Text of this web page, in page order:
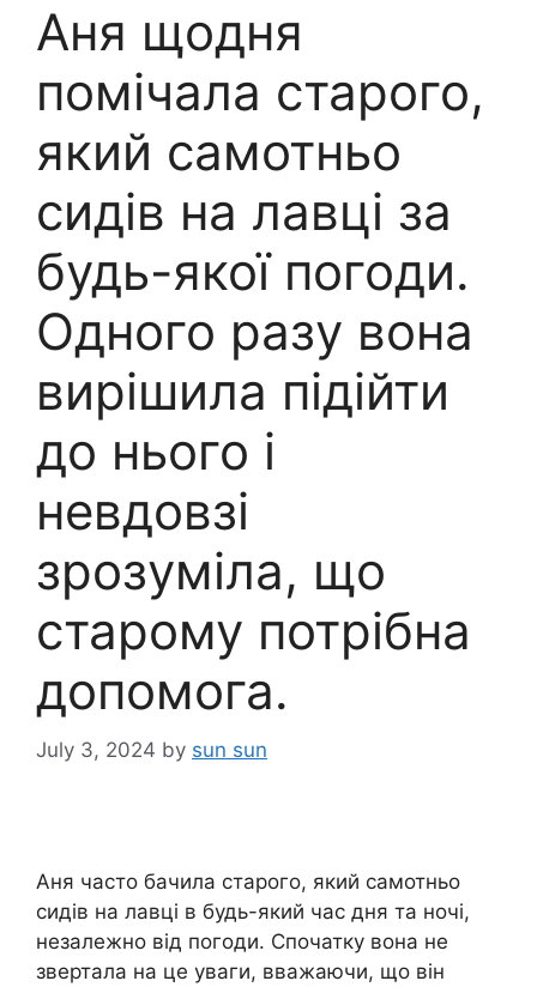
Аня щодня
помічала старого,
який самотньо
сидів на лавці за
будь-якої погоди.
Одного разу вона
вирішила підійти
до нього і
невдовзі
зрозуміла, що
старому потрібна
допомога.
July 3, 2024 by sun sun
Аня часто бачила старого, який самотньо
сидів на лавці в будь-який час дня та ночі,
незалежно від погоди. Спочатку вона не
звертала на це уваги, вважаючи, що він